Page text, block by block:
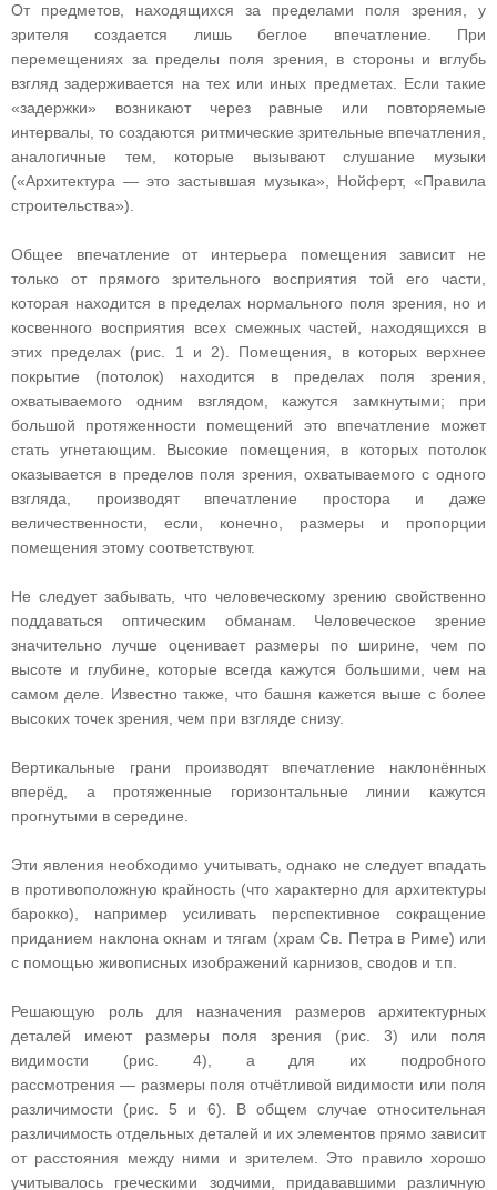
От предметов, находящихся за пределами поля зрения, у
зрителя создается лишь беглое впечатление. При
перемещениях за пределы поля зрения, в стороны и вглубь
взгляд задерживается на тех или иных предметах. Если такие
«задержки» возникают через равные или повторяемые
интервалы, то создаются ритмические зрительные впечатления,
аналогичные тем, которые вызывают слушание музыки
(«Архитектура — это застывшая музыка», Нойферт, «Правила
строительства»).
Общее впечатление от интерьера помещения зависит не
только от прямого зрительного восприятия той его части,
которая находится в пределах нормального поля зрения, но и
косвенного восприятия всех смежных частей, находящихся в
этих пределах (рис. 1 и 2). Помещения, в которых верхнее
покрытие (потолок) находится в пределах поля зрения,
охватываемого одним взглядом, кажутся замкнутыми; при
большой протяженности помещений это впечатление может
стать угнетающим. Высокие помещения, в которых потолок
оказывается в пределов поля зрения, охватываемого с одного
взгляда, производят впечатление простора и даже
величественности, если, конечно, размеры и пропорции
помещения этому соответствуют.
Не следует забывать, что человеческому зрению свойственно
поддаваться оптическим обманам. Человеческое зрение
значительно лучше оценивает размеры по ширине, чем по
высоте и глубине, которые всегда кажутся большими, чем на
самом деле. Известно также, что башня кажется выше с более
высоких точек зрения, чем при взгляде снизу.
Вертикальные грани производят впечатление наклонённых
вперёд, а протяженные горизонтальные линии кажутся
прогнутыми в середине.
Эти явления необходимо учитывать, однако не следует впадать
в противоположную крайность (что характерно для архитектуры
барокко), например усиливать перспективное сокращение
приданием наклона окнам и тягам (храм Св. Петра в Риме) или
с помощью живописных изображений карнизов, сводов и т.п.
Решающую роль для назначения размеров архитектурных
деталей имеют размеры поля зрения (рис. 3) или поля
видимости (рис. 4), а для их подробного
рассмотрения — размеры поля отчётливой видимости или поля
различимости (рис. 5 и 6). В общем случае относительная
различимость отдельных деталей и их элементов прямо зависит
от расстояния между ними и зрителем. Это правило хорошо
учитывалось греческими зодчими, придававшими различную